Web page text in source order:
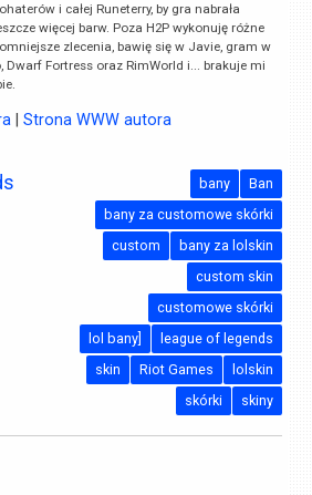
i całej Runeterry, by gra nabrała
więcej barw. Poza H2P wykonuję różne
zlecenia, bawię się w Javie, gram w
Dwarf Fortress oraz RimWorld i... brakuje mi
|Strona WWW autora
Ban
bany
bany za customowe skórki
bany za lolskin
custom
custom skin
customowe skórki
league of legends
lol bany]
lolskin
Riot Games
skin
skiny
skórki